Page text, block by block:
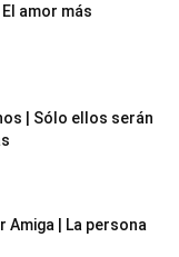
amor más
| Sólo ellos serán
Amiga | La persona